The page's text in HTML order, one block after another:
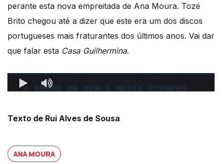
perante esta nova empreitada de Ana Moura. Tozé
Brito chegou até a dizer que este era um dos discos
portugueses mais fraturantes dos últimos anos. Vai dar
que falar esta Casa Guilhermina.
Texto de Rui Alves de Sousa
ANA MOURA